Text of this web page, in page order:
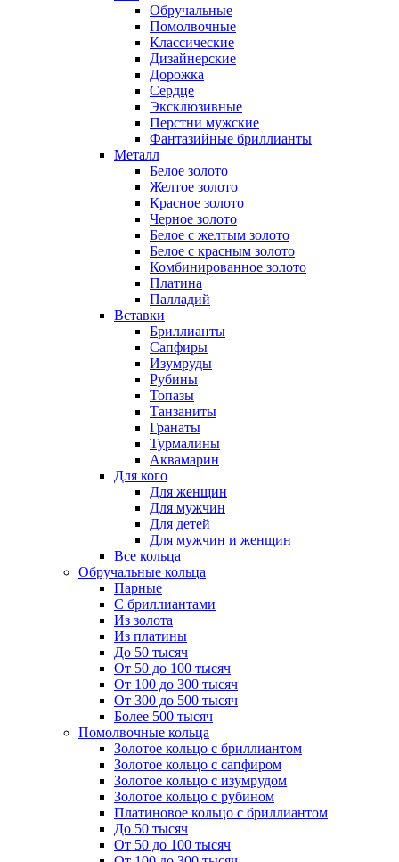
Обручальные
Помолвочные
Классические
Дизайнерские
Дорожка
Сердце
Эксклюзивные
Перстни мужские
Фантазийные бриллианты
Металл
Белое золото
Желтое золото
Красное золото
Черное золото
Белое с желтым золото
Белое с красным золото
Комбинированное золото
Платина
Палладий
Вставки
Бриллианты
Сапфиры
Изумруды
Рубины
Топазы
Танзаниты
Гранаты
Турмалины
Аквамарин
Для кого
Для женщин
Для мужчин
Для детей
Для мужчин и женщин
Все кольца
Обручальные кольца
Парные
С бриллиантами
Из золота
Из платины
До 50 тысяч
От 50 до 100 тысяч
От 100 до 300 тысяч
От 300 до 500 тысяч
Более 500 тысяч
Помолвочные кольца
Золотое кольцо с бриллиантом
Золотое кольцо с сапфиром
Золотое кольцо с изумрудом
Золотое кольцо с рубином
Платиновое кольцо с бриллиантом
До 50 тысяч
От 50 до 100 тысяч